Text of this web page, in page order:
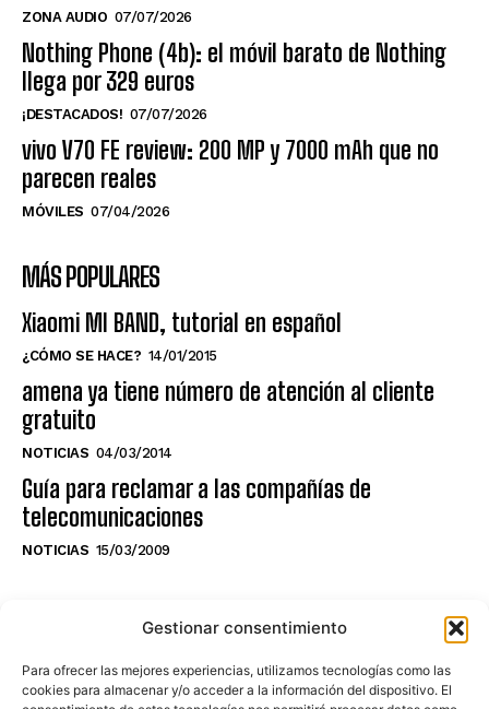
Gestionar consentimiento
Para ofrecer las mejores experiencias, utilizamos tecnologías como las
cookies para almacenar y/o acceder a la información del dispositivo. El
ZONA AUDIO 07/07/2026
Nothing Phone (4b): el móvil barato de Nothing
llega por 329 euros
¡DESTACADOS! 07/07/2026
vivo V70 FE review: 200 MP y 7000 mAh que no
parecen reales
MÓVILES 07/04/2026
MÁS POPULARES
Xiaomi MI BAND, tutorial en español
¿CÓMO SE HACE? 14/01/2015
amena ya tiene número de atención al cliente
gratuito
NOTICIAS 04/03/2014
Guía para reclamar a las compañías de
telecomunicaciones
NOTICIAS 15/03/2009
NO TE PIERDAS LO ÚLTIMO DEL CANAL